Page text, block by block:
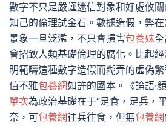
數字不只是嚴謹迷信對象和好處攸
知己的倫理試金石。數據造假，弊
景象一旦泛濫，不只會損害包養妹
會招致人類基礎倫理的腐化。比起
明範疇這種數字造假而糊弄的虛偽
值不雅包養網如許的國本。《論語·
單次為政治基礎在于“足食，足兵，
奈，可包養網往兵往食，但無包養網